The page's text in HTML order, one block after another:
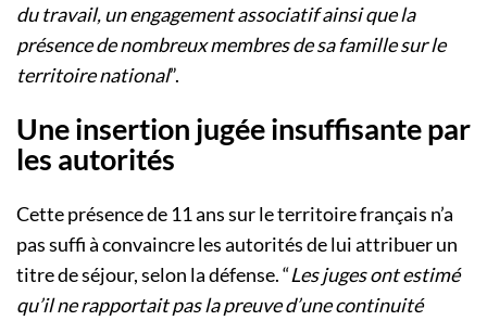
du travail, un engagement associatif ainsi que la
présence de nombreux membres de sa famille sur le
territoire national”.
Une insertion jugée insuffisante par
les autorités
Cette présence de 11 ans sur le territoire français n’a
pas suffi à convaincre les autorités de lui attribuer un
titre de séjour, selon la défense. “Les juges ont estimé
qu’il ne rapportait pas la preuve d’une continuité